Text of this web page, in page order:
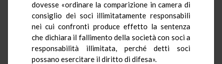
dovesse «ordinare la comparizione in camera di
consiglio dei soci illimitatamente responsabili
nei cui confronti produce effetto la sentenza
che dichiara il fallimento della società con soci a
responsabilità illimitata, perché detti soci
possano esercitare il diritto di difesa».